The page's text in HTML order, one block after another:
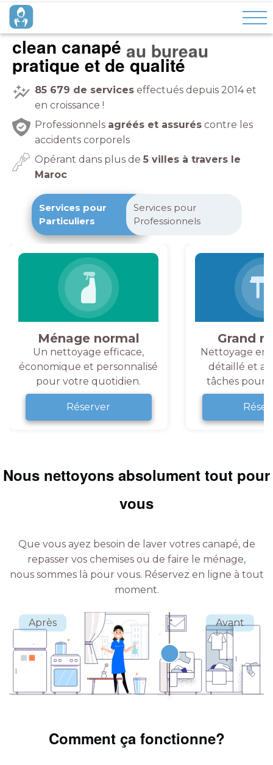
clean canapé à domicile
pratique et de qualité
85 679 de services effectués depuis 2014 et
en croissance !
Professionnels agréés et assurés contre les
accidents corporels
Opérant dans plus de 5 villes à travers le
Maroc
Services pour
Particuliers
Services pour
Professionnels
Ménage normal
Un nettoyage efficace,
économique et personnalisé
pour votre quotidien.
Réserver
Grand
Nettoyage en
détaillé et
tâches pour
Nous nettoyons absolument tout pour
vous
Que vous ayez besoin de laver votres canapé, de
repasser vos chemises ou de faire le ménage,
nous sommes là pour vous. Réservez en ligne à tout
moment.
Comment ça fonctionne?